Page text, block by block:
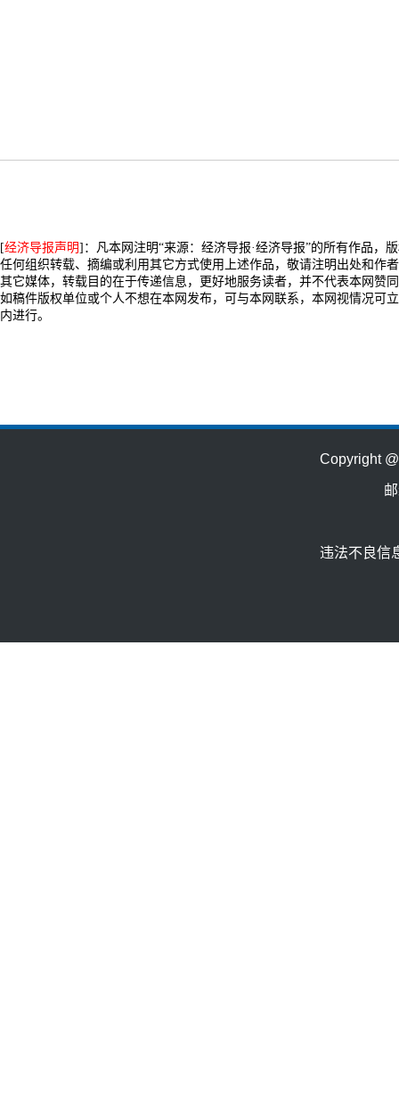
[经济导报声明]：凡本网注明“来源：经济导报·经济导报”的所有作品，
任何组织转载、摘编或利用其它方式使用上述作品，敬请注明出处和作
其它媒体，转载目的在于传递信息，更好地服务读者，并不代表本网赞
如稿件版权单位或个人不想在本网发布，可与本网联系，本网视情况可
内进行。
Copyright
违法不良信